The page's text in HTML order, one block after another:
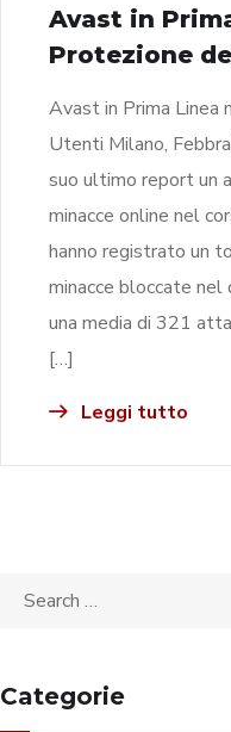
Avast in
Protezione
Avast in Prima Linea
Utenti Milano,
suo ultimo report un
minacce online nel
hanno registrato un
minacce bloccate nel
una media di 321
[…]
Leggi tutto
Categorie